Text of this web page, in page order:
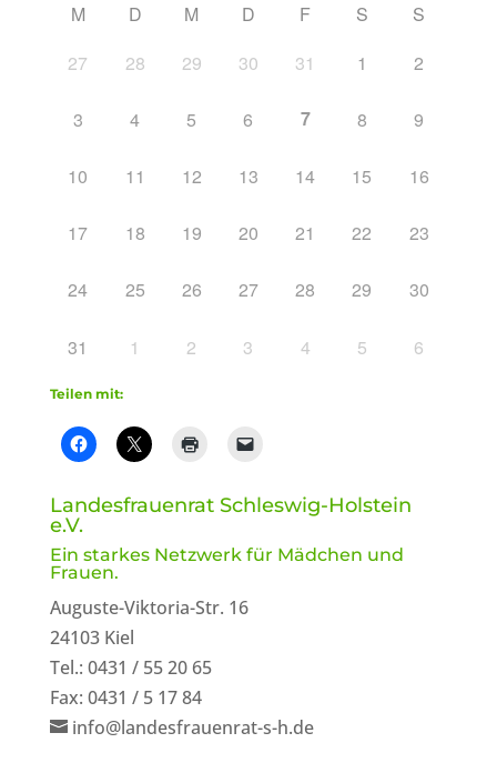
M D M D F S
S
27
28 29 30 31 1 2
3 4 5 6 7 8 9
10 11 12 13 14 15 16
17 18 19 20 21 22 23
24 25 26 27 28 29 30
31 1 2 3 4 5 6
Teilen mit:
Landesfrauenrat Schleswig-Holstein
e.V.
Ein starkes Netzwerk für Mädchen und
Frauen.
Auguste-Viktoria-Str. 16
24103 Kiel
Tel.: 0431 / 55 20 65
Fax: 0431 / 5 17 84
info@landesfrauenrat-s-h.de